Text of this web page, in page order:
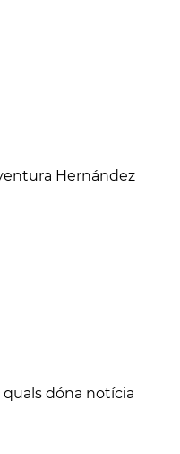
Hernández
dóna notícia